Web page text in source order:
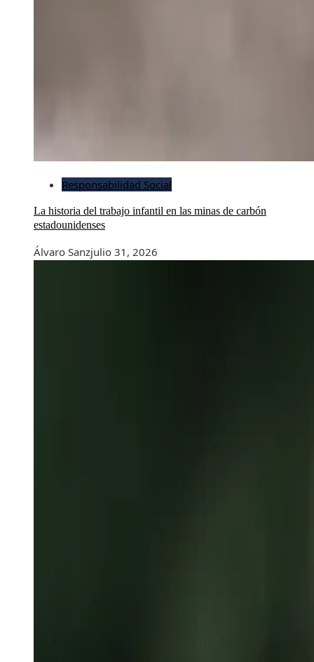
Responsabilidad Social
La historia del trabajo infantil en las minas de carbón
estadounidenses
Álvaro Sanzjulio 31, 2026